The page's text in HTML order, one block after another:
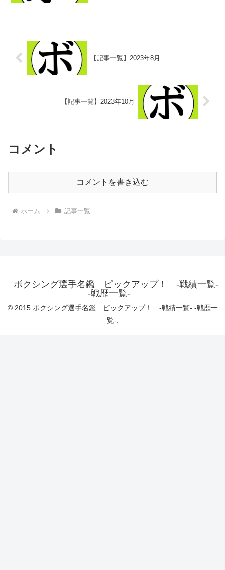
【記事一覧】2023年8月
【記事一覧】2023年10月
コメント
コメントを書き込む
ホーム 記事一覧
ボクシング選手名鑑 ピックアップ！ -戦績一覧-
-戦歴一覧-
© 2015 ボクシング選手名鑑 ピックアップ！ -戦績一覧- -戦歴一
覧-.